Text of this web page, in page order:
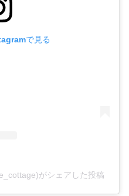
で見る
がシェアした投稿